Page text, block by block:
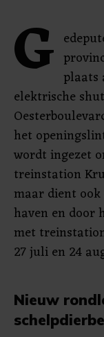
G plaats
elektrische
het
wordt ingezet
treinstation
maar dient
haven en door
met
27 juli en 24
Nieuw